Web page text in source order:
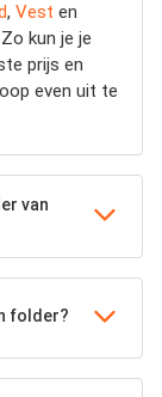
, Vest en
kun je je
prijs en
even uit te
van
folder?